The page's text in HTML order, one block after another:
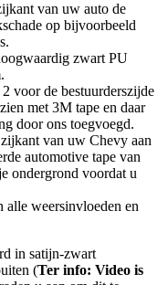
van uw auto de
op bijvoorbeeld
zwart PU
voor de bestuurderszijde
met 3M tape en daar
door ons toegvoegd.
van uw Chevy aan
automotive tape van
ondergrond voordat u
alle weersinvloeden en
in satijn-zwart
(Ter info: Video is